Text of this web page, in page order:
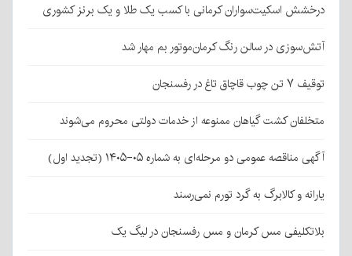
درخشش اسکیت‌سواران کرمانی با کسب یک طلا و یک برنز کشوری
آتش‌سوزی در سالن رنگ کرمان‌موتور بم مهار شد
توقیف ۷ تن چوب قاچاق تاغ در رفسنجان
متخلفان کشت گیاهان ممنوعه از خدمات دولتی محروم می‌شوند
آگهی مناقصه عمومی دو مرحله‌ای به شماره ۰۵-۱۴۰۵ (تجدید اول)
یارانه و کالابرگ به گرد تورم نمی‌رسند
بلاتکلیفی مس کرمان و مس رفسنجان در لیگ یک